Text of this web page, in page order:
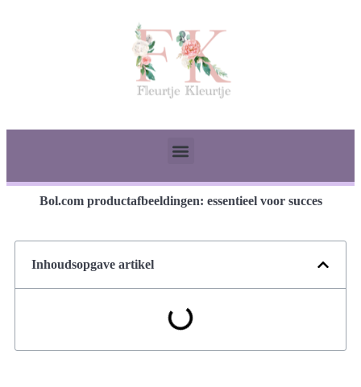
Bol.com productafbeeldingen: essentieel voor succes
Inhoudsopgave artikel